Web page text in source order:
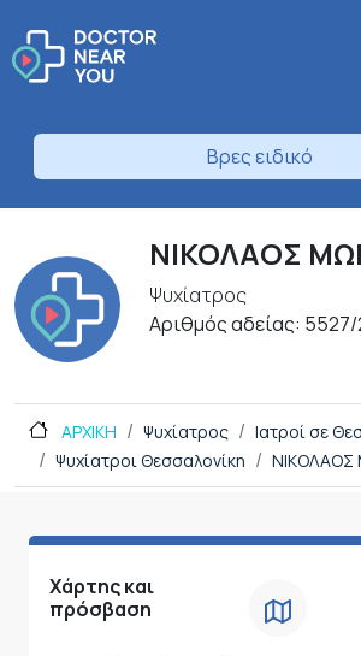
Βρες ειδικό
ΝΙΚΟΛΑΟΣ
Ψυχίατρος
Αριθμός αδείας:
ΑΡΧΙΚΗ Ψυχίατρος
Ιατροί σε
Ψυχίατροι Θεσσαλονίκη
ΝΙΚΟΛΑΟΣ
Χάρτης και
πρόσβαση